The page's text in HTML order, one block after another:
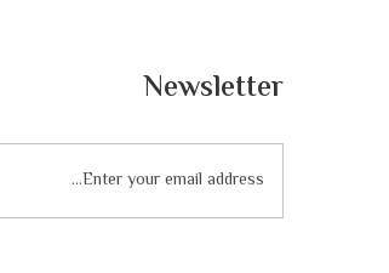
Newsletter